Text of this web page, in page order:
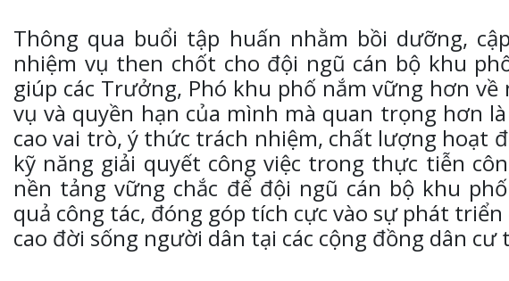
Thông qua buổi tập huấn nhằm bồi dưỡng,
nhiệm vụ then chốt cho đội ngũ cán bộ khu
giúp các Trưởng, Phó khu phố nắm vững hơn
vụ và quyền hạn của mình mà quan trọng hơn
cao vai trò, ý thức trách nhiệm, chất lượng hoạt
kỹ năng giải quyết công việc trong thực tiễn
nền tảng vững chắc để đội ngũ cán bộ khu
quả công tác, đóng góp tích cực vào sự phát
cao đời sống người dân tại các cộng đồng dân